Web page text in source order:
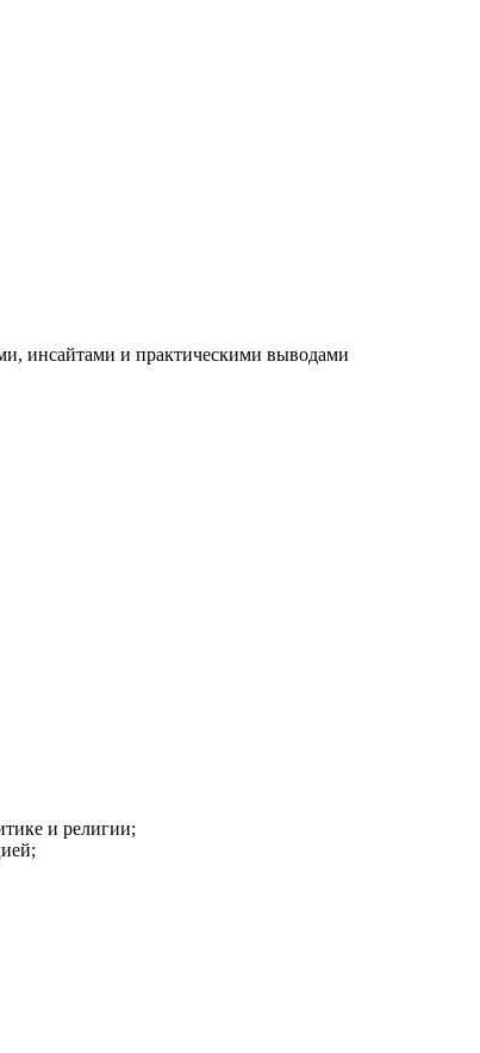
инсайтами и практическими выводами
и религии;